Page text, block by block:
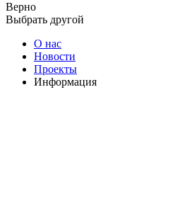
Верно
Выбрать другой
О нас
Новости
Проекты
Информация